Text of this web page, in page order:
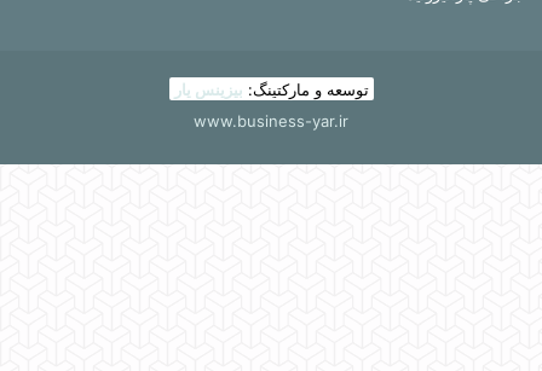
توسعه و مارکتینگ: بیزینس یار
www.business-yar.ir